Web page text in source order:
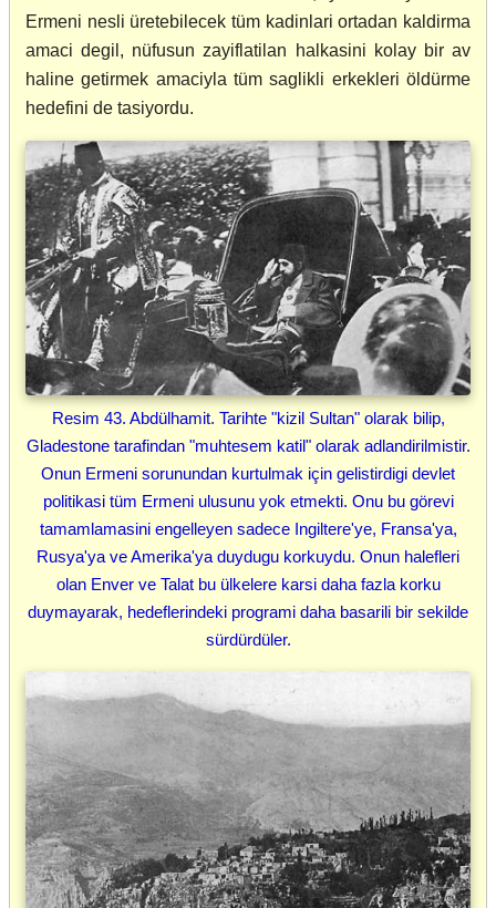
Ermeni nesli üretebilecek tüm kadinlari ortadan kaldirma
amaci degil, nüfusun zayiflatilan halkasini kolay bir av
haline getirmek amaciyla tüm saglikli erkekleri öldürme
hedefini de tasiyordu.
Resim 43. Abdülhamit. Tarihte "kizil Sultan" olarak bilip,
Gladestone tarafindan "muhtesem katil" olarak adlandirilmistir.
Onun Ermeni sorunundan kurtulmak için gelistirdigi devlet
politikasi tüm Ermeni ulusunu yok etmekti. Onu bu görevi
tamamlamasini engelleyen sadece Ingiltere'ye, Fransa'ya,
Rusya'ya ve Amerika'ya duydugu korkuydu. Onun halefleri
olan Enver ve Talat bu ülkelere karsi daha fazla korku
duymayarak, hedeflerindeki programi daha basarili bir sekilde
sürdürdüler.